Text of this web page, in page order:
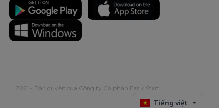
2021 - Bản quyền của Công ty Cổ phần Early Start
Tiếng việt